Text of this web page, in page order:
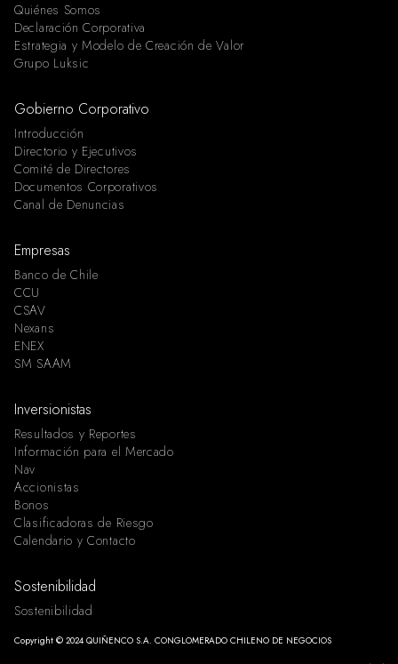
Quiénes Somos
Declaración Corporativa
Estrategia y Modelo de Creación de Valor
Grupo Luksic
Gobierno Corporativo
Introducción
Directorio y Ejecutivos
Comité de Directores
Documentos Corporativos
Canal de Denuncias
Empresas
Banco de Chile
CCU
CSAV
Nexans
ENEX
SM SAAM
Inversionistas
Resultados y Reportes
Información para el Mercado
Nav
Accionistas
Bonos
Clasificadoras de Riesgo
Calendario y Contacto
Sostenibilidad
Sostenibilidad
Copyright © 2024 QUIÑENCO S.A. CONGLOMERADO CHILENO DE NEGOCIOS